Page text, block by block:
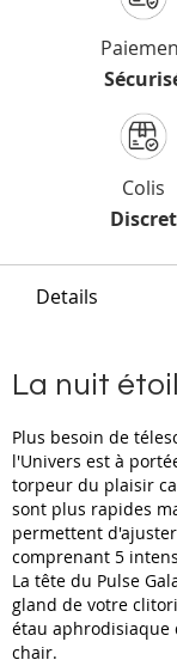
Colis
Discret
Details
La nuit
Plus besoin de
l'Univers est à
torpeur du plaisir
sont plus rapides
permettent
comprenant 5
La tête du Pulse
gland de votre
étau aphrodisiaque
chair.